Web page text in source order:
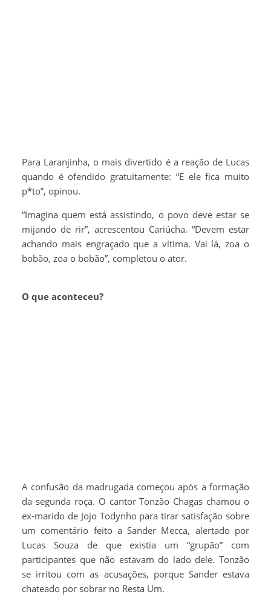
Para Laranjinha, o mais divertido é a reação de Lucas
quando é ofendido gratuitamente: “E ele fica muito
p*to”, opinou.
“Imagina quem está assistindo, o povo deve estar se
mijando de rir”, acrescentou Cariúcha. “Devem estar
achando mais engraçado que a vítima. Vai lá, zoa o
bobão, zoa o bobão”, completou o ator.
O que aconteceu?
A confusão da madrugada começou após a formação
da segunda roça. O cantor Tonzão Chagas chamou o
ex-marido de Jojo Todynho para tirar satisfação sobre
um comentário feito a Sander Mecca, alertado por
Lucas Souza de que existia um “grupão” com
participantes que não estavam do lado dele. Tonzão
se irritou com as acusações, porque Sander estava
chateado por sobrar no Resta Um.